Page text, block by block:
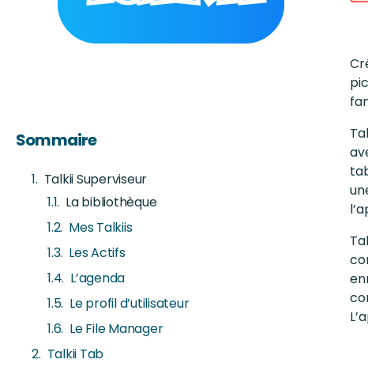
Sommaire
Talkii Superviseur
La bibliothèque
Mes Talkiis
Les Actifs
L’agenda
Le profil d’utilisateur
Le File Manager
Talkii Tab